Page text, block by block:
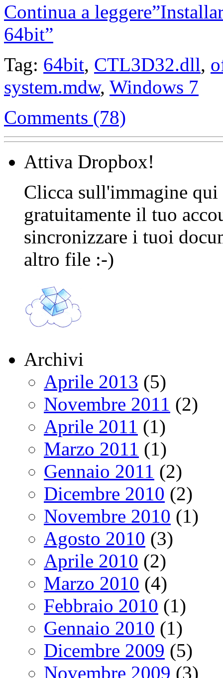
Continua a
64bit”
Tag: 64bit, CTL3D32.dll,
system.mdw, Windows 7
Comments (78)
Attiva Dropbox!
Clicca sull'immagine
gratuitamente il tuo
sincronizzare i tuoi
altro file :-)
Archivi
Aprile 2013 (5)
Novembre 2011 (2)
Aprile 2011 (1)
Marzo 2011 (1)
Gennaio 2011 (2)
Dicembre 2010 (2)
Novembre 2010 (1)
Agosto 2010 (3)
Aprile 2010 (2)
Marzo 2010 (4)
Febbraio 2010 (1)
Gennaio 2010 (1)
Dicembre 2009 (5)
Novembre 2009 (3)